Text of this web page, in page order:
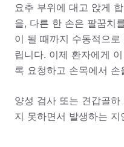
요추 부위에 대고 앉게
을, 다른 한 손은 팔꿈치
이 될 때까지 수동적으
립니다. 이제 환자에게
록 요청하고 손목에서 손
양성 검사 또는 견갑골
지 못하면서 발생하는 지